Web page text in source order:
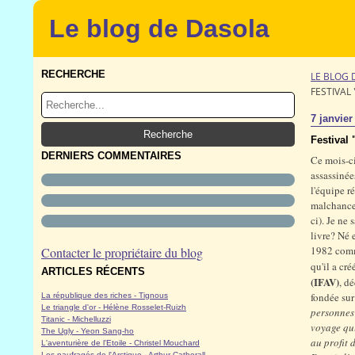
Le blog de Dasola
RECHERCHE
DERNIERS COMMENTAIRES
Contacter le propriétaire du blog
ARTICLES RÉCENTS
La république des riches - Tignous
Le triangle d'or - Hélène Rosselet-Ruizh
Titanic - Michelluzzi
The Ugly - Yeon Sang-ho
L'aventurière de l'Etoile - Christel Mouchard
LE BLOG
7 janvier
Festival
Ce mois-
l'équipe
ci). Je ne
livre? Né
1982
qu'il a
(IFAV),
fondée
voyage
au profit